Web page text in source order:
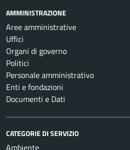
AMMINISTRAZIONE
Aree amministrative
Uffici
Organi di governo
Politici
Personale amministrativo
Enti e fondazioni
Documenti e Dati
CATEGORIE DI SERVIZIO